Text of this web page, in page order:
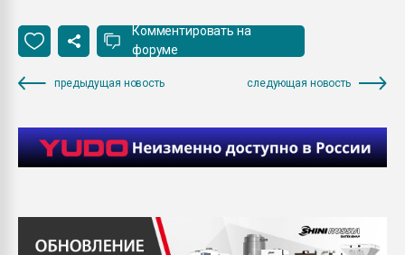
Комментировать на
форуме
предыдущая новость следующая новость